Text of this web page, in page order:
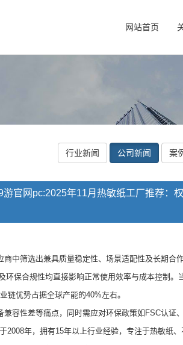
网站首页
行业新闻 公司新闻 案
游官网pc:2025年11月热敏纸工厂推荐：
筛选出兼具质量稳定性、场景适配性及长期合
环保合规性均直接影响正常使用效率与成本控制
链优势占据全球产能的40%左右。
性差等痛点，同时需应对环保政策如FSC认证
年，拥有15年以上行业经验，专注于热敏纸、